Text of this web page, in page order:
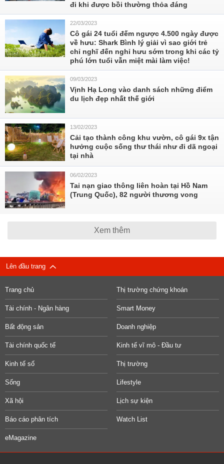
đi khi được bồi thường thỏa đáng
22/03/2023
Cô gái 24 tuổi đếm ngược 4.500 ngày được
về hưu: Shark Bình lý giải vì sao giới trẻ
chỉ nghĩ đến nghỉ hưu sớm trong khi các tỷ
phú lớn tuổi vẫn miệt mài làm việc!
09/03/2023
Vịnh Hạ Long vào danh sách những điểm
du lịch đẹp nhất thế giới
13/02/2023
Cải tạo thành công khu vườn, cô gái 9x tận
hưởng cuộc sống thư thái như đi dã ngoại
tại nhà
06/02/2023
Tai nạn giao thông liên hoàn tại Hồ Nam
(Trung Quốc), 82 người thương vong
Xem thêm
Lên đầu trang
Trang chủ Thị trường chứng khoán
Tài chính - Ngân hàng Smart Money
Bất động sản Doanh nghiệp
Tài chính quốc tế Kinh tế vĩ mô - Đầu tư
Kinh tế số Thị trường
Sống Lifestyle
Xã hội Lịch sự kiện
Báo cáo phân tích Watch List
eMagazine